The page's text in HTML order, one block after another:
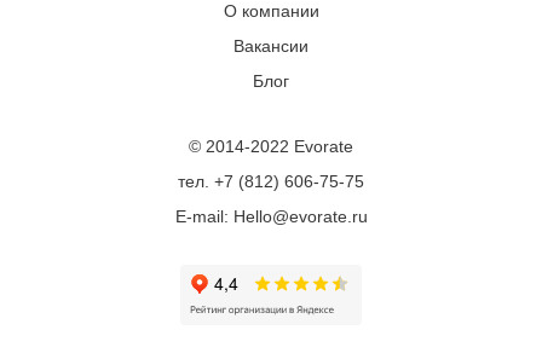
О компании
Вакансии
Блог
© 2014-2022 Evorate
тел. +7 (812) 606-75-75
E-mail: Hello@evorate.ru